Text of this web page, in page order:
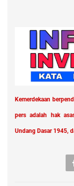
Kemerdekaan
pers adalah hak
Undang Dasar 1945,